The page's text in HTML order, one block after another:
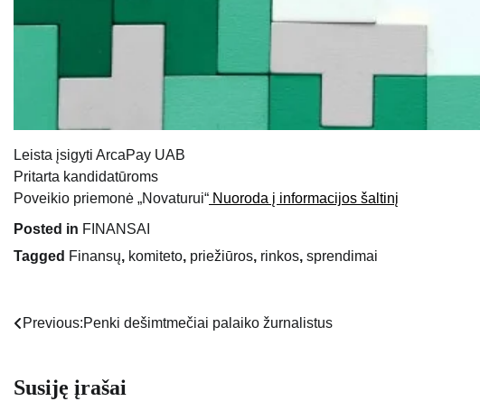
Leista įsigyti ArcaPay UAB
Pritarta kandidatūroms
Poveikio priemonė „Novaturui“ Nuoroda į informacijos šaltinį
Posted in FINANSAI
Tagged Finansų, komiteto, priežiūros, rinkos, sprendimai
Navigacija
įrašų
Previous:Penki dešimtmečiai palaiko žurnalistus
Susiję įrašai